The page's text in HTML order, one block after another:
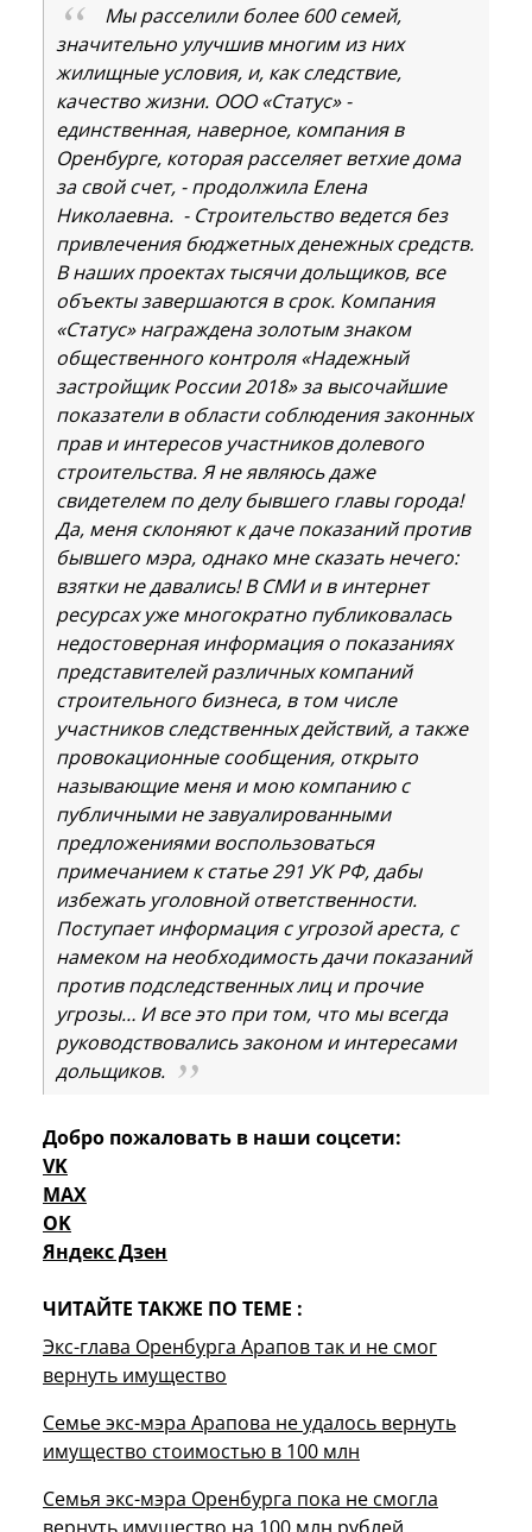
Мы расселили более 600 семей,
значительно улучшив многим из них
жилищные условия, и, как следствие,
качество жизни. ООО «Статус» -
единственная, наверное, компания в
Оренбурге, которая расселяет ветхие дома
за свой счет, - продолжила Елена
Николаевна. - Строительство ведется без
привлечения бюджетных денежных средств.
В наших проектах тысячи дольщиков, все
объекты завершаются в срок. Компания
«Статус» награждена золотым знаком
общественного контроля «Надежный
застройщик России 2018» за высочайшие
показатели в области соблюдения законных
прав и интересов участников долевого
строительства. Я не являюсь даже
свидетелем по делу бывшего главы города!
Да, меня склоняют к даче показаний против
бывшего мэра, однако мне сказать нечего:
взятки не давались! В СМИ и в интернет
ресурсах уже многократно публиковалась
недостоверная информация о показаниях
представителей различных компаний
строительного бизнеса, в том числе
участников следственных действий, а также
провокационные сообщения, открыто
называющие меня и мою компанию с
публичными не завуалированными
предложениями воспользоваться
примечанием к статье 291 УК РФ, дабы
избежать уголовной ответственности.
Поступает информация с угрозой ареста, с
намеком на необходимость дачи показаний
против подследственных лиц и прочие
угрозы… И все это при том, что мы всегда
руководствовались законом и интересами
дольщиков.
Добро пожаловать в наши соцсети:
VK
MAX
OK
Яндекс Дзен
ЧИТАЙТЕ ТАКЖЕ ПО ТЕМЕ :
Экс-глава Оренбурга Арапов так и не смог
вернуть имущество
Семье экс-мэра Арапова не удалось вернуть
имущество стоимостью в 100 млн
Семья экс-мэра Оренбурга пока не смогла